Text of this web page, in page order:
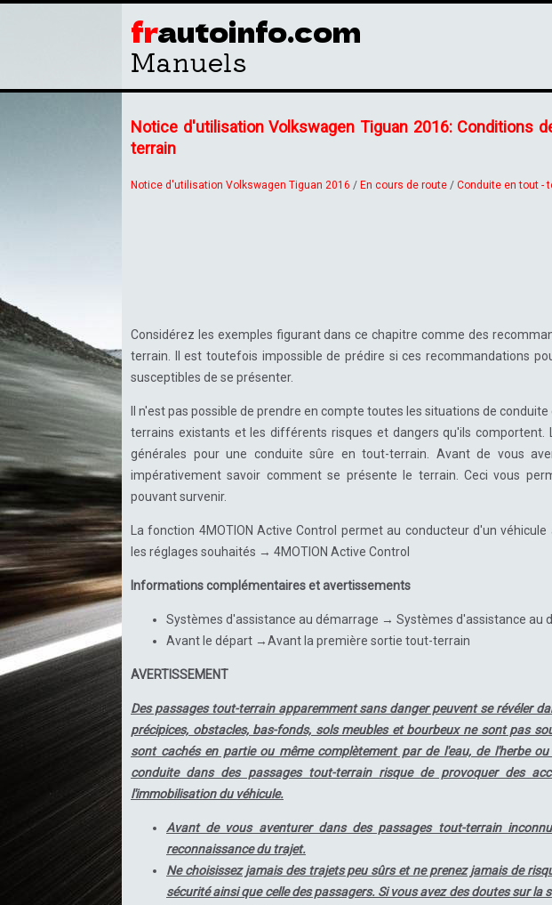
frautoinfo.com
Manuels
Notice d'utilisation Volkswagen Tiguan 2016: Conditions
terrain
Notice d'utilisation Volkswagen Tiguan 2016 / En cours de route / Conduite en tout -
Considérez les exemples figurant dans ce chapitre comme des
terrain. Il est toutefois impossible de prédire si ces recommandations
susceptibles de se présenter.
Il n'est pas possible de prendre en compte toutes les situations de
terrains existants et les différents risques et dangers qu'ils comportent.
générales pour une conduite sûre en tout-terrain. Avant de vous
impérativement savoir comment se présente le terrain. Ceci vous
pouvant survenir.
La fonction 4MOTION Active Control permet au conducteur d'un
les réglages souhaités → 4MOTION Active Control
Informations complémentaires et avertissements
Systèmes d'assistance au démarrage → Systèmes d'assistance au
Avant le départ →Avant la première sortie tout-terrain
AVERTISSEMENT
Des passages tout-terrain apparemment sans danger peuvent se révéler
précipices, obstacles, bas-fonds, sols meubles et bourbeux ne sont pas
sont cachés en partie ou même complètement par de l'eau, de l'herbe
conduite dans des passages tout-terrain risque de provoquer des
l'immobilisation du véhicule.
Avant de vous aventurer dans des passages tout-terrain
reconnaissance du trajet.
Ne choisissez jamais des trajets peu sûrs et ne prenez jamais de
sécurité ainsi que celle des passagers. Si vous avez des doutes sur